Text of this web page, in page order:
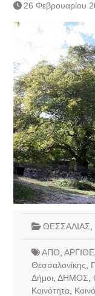
26 Φεβρουαρίου
ΘΕΣΣΑΛΙΑΣ
ΑΠΘ
Θεσσαλονίκης
Δήμοι, ΔΗΜΟΣ
Κοινότητα,